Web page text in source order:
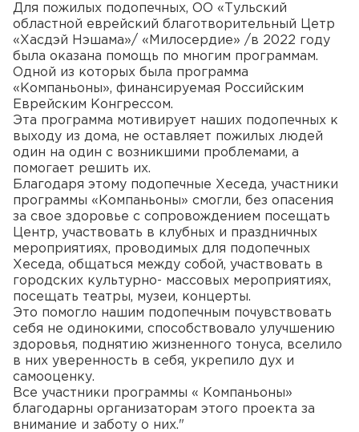
Для пожилых подопечных, ОО «Тульский
областной еврейский благотворительный Цетр
«Хасдэй Нэшама»/ «Милосердие» /в 2022 году
была оказана помощь по многим программам.
Одной из которых была программа
«Компаньоны», финансируемая Российским
Еврейским Конгрессом.
Эта программа мотивирует наших подопечных к
выходу из дома, не оставляет пожилых людей
один на один с возникшими проблемами, а
помогает решить их.
Благодаря этому подопечные Хеседа, участники
программы «Компаньоны» смогли, без опасения
за свое здоровье с сопровождением посещать
Центр, участвовать в клубных и праздничных
мероприятиях, проводимых для подопечных
Хеседа, общаться между собой, участвовать в
городских культурно- массовых мероприятиях,
посещать театры, музеи, концерты.
Это помогло нашим подопечным почувствовать
себя не одинокими, способствовало улучшению
здоровья, поднятию жизненного тонуса, вселило
в них уверенность в себя, укрепило дух и
самооценку.
Все участники программы « Компаньоны»
благодарны организаторам этого проекта за
внимание и заботу о них."